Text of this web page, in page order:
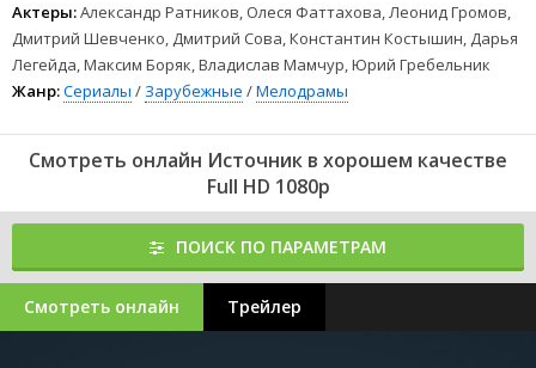
Актеры:Александр Ратников, Олеся Фаттахова, Леонид Громов,
Дмитрий Шевченко, Дмитрий Сова, Константин Костышин, Дарья
Легейда, Максим Боряк, Владислав Мамчур, Юрий Гребельник
Жанр:Сериалы / Зарубежные /Мелодрамы
Смотреть онлайн Источник в хорошем качестве
Full HD 1080p
ПОИСК ПО ПАРАМЕТРАМ
Смотреть онлайн Трейлер